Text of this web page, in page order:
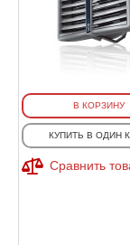
В КОРЗИНУ
КУПИТЬ В ОДИН
Сравнить